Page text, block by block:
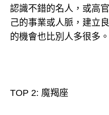
認識不錯的名人，或高
己的事業或人脈，建立
的機會也比別人多很多。
TOP 2: 魔羯座